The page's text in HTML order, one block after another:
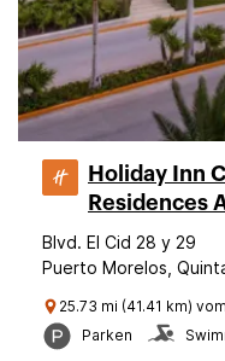
Holiday Inn
Residences
Blvd. El Cid 28 y 29
Puerto Morelos,
25.73 mi (41.41 km)
Parken